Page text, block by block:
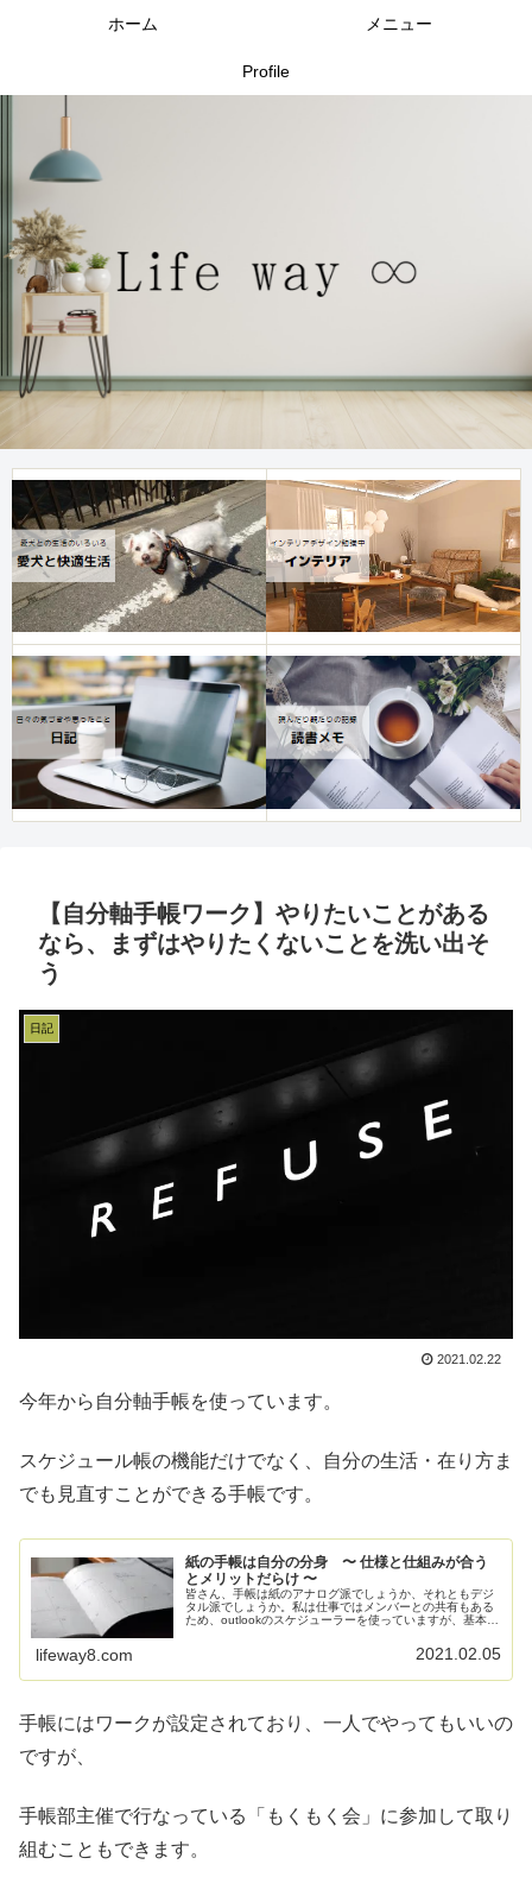
ホーム メニュー
Profile
【自分軸手帳ワーク】やりたいことがある
なら、まずはやりたくないことを洗い出そ
う
日記
2021.02.22
今年から自分軸手帳を使っています。
スケジュール帳の機能だけでなく、自分の生活・在り方ま
でも見直すことができる手帳です。
紙の手帳は自分の分身 〜 仕様と仕組みが合う
とメリットだらけ 〜
皆さん、手帳は紙のアナログ派でしょうか、それともデジ
タル派でしょうか。私は仕事ではメンバーとの共有もある
ため、outlookのスケジューラーを使っていますが、基本的
lifeway8.com 2021.02.05
手帳にはワークが設定されており、一人でやってもいいの
ですが、
手帳部主催で行なっている「もくもく会」に参加して取り
組むこともできます。